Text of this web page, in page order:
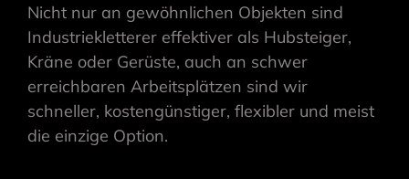
Nicht nur an gewöhnlichen Objekten sind
Industriekletterer effektiver als Hubsteiger,
Kräne oder Gerüste, auch an schwer
erreichbaren Arbeitsplätzen sind wir
schneller, kostengünstiger, flexibler und meist
die einzige Option.